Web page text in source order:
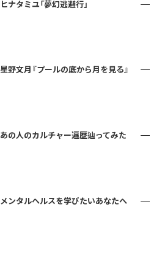
ヒナタミユ「夢幻逃避行」
星野文月『プールの底から月を見る』
あの人のカルチャー遍歴辿ってみた
メンタルヘルスを学びたいあなたへ